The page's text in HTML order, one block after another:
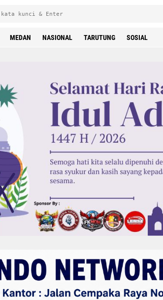
MEDAN NASIONAL TARUTUNG SOSIAL